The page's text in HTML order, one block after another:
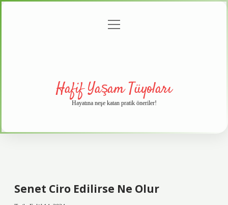
menüyü
Hafif Yaşam Tüyoları
Hayatına neşe katan pratik öneriler!
Senet Ciro Edilirse Ne Olur